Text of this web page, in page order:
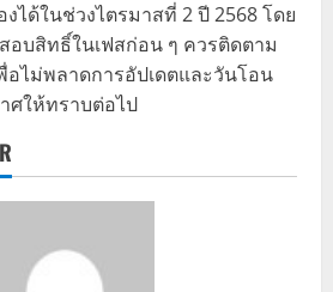
ด้ในช่วงไตรมาสที่ 2 ปี 2568 โดย
อบสิทธิ์ในเฟสก่อน ๆ ควรติดตาม
อไม่พลาดการอัปเดตและวันโอน
ศให้ทราบต่อไป